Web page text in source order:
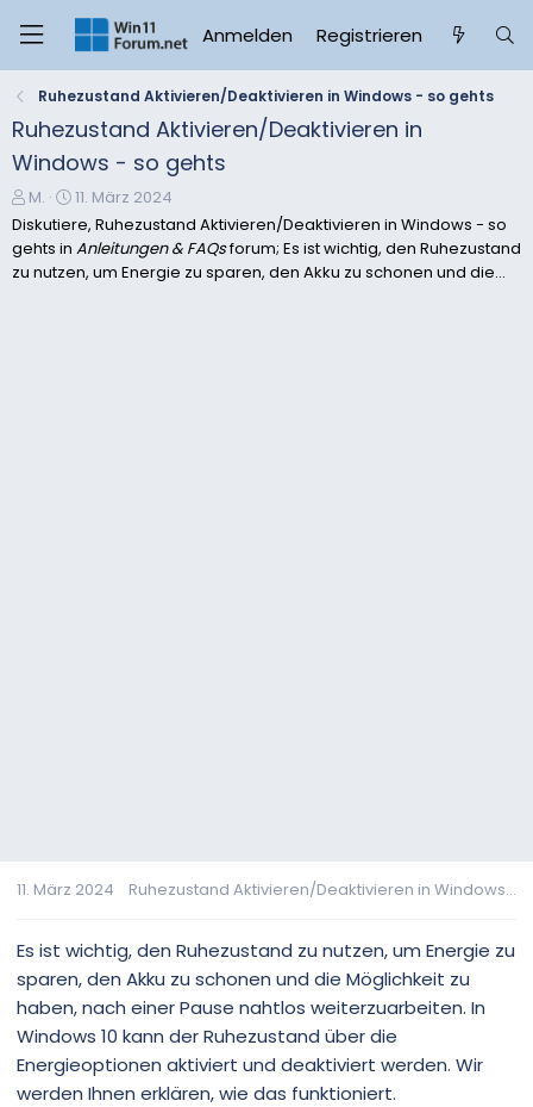
Anmelden Registrieren
Ruhezustand Aktivieren/Deaktivieren in Windows - so gehts
Ruhezustand Aktivieren/Deaktivieren in
Windows - so gehts
E
r
s
t
M.
E
r
s
t
11. März 2024
Diskutiere, Ruhezustand Aktivieren/Deaktivieren in Windows - so
gehts in Anleitungen & FAQsforum; Es ist wichtig, den Ruhezustand
zu nutzen, um Energie zu sparen, den Akku zu schonen und die...
11. März 2024 Ruhezustand Aktivieren/Deaktivieren in Windows...
Es ist wichtig, den Ruhezustand zu nutzen, um Energie zu
sparen, den Akku zu schonen und die Möglichkeit zu
haben, nach einer Pause nahtlos weiterzuarbeiten. In
Windows 10 kann der Ruhezustand über die
Energieoptionen aktiviert und deaktiviert werden. Wir
werden Ihnen erklären, wie das funktioniert.